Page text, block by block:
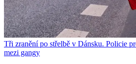
Tři zranění po střelbě v Dánsku. Policie
mezi gangy